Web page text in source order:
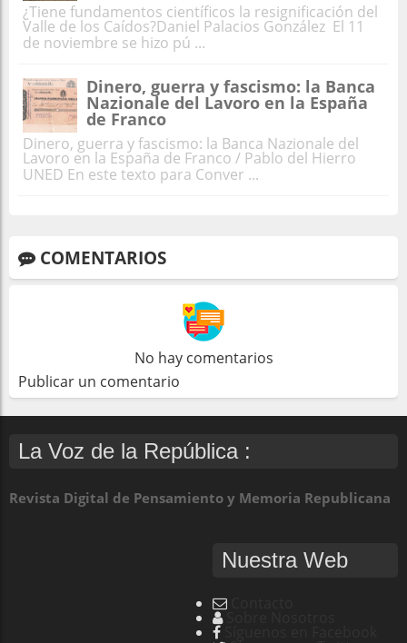
¿Tiene fundamentos científicos la resignificación del
Valle de los Caídos?Daniel Palacios González El 11
de noviembre se hizo pú ...
Dinero, guerra y fascismo: la Banca
Nazionale del Lavoro en la España
de Franco
Dinero, guerra y fascismo: la Banca Nazionale del
Lavoro en la España de Franco / Pablo del Hierro
UNED En este texto para Conver ...
COMENTARIOS
No hay comentarios
Publicar un comentario
La Voz de la República :
Revista Digital de Pensamiento y Memoria Republicana
Nuestra Web